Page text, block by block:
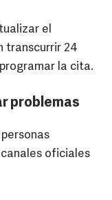
el
transcurrir 24
la cita.
problemas
oficiales